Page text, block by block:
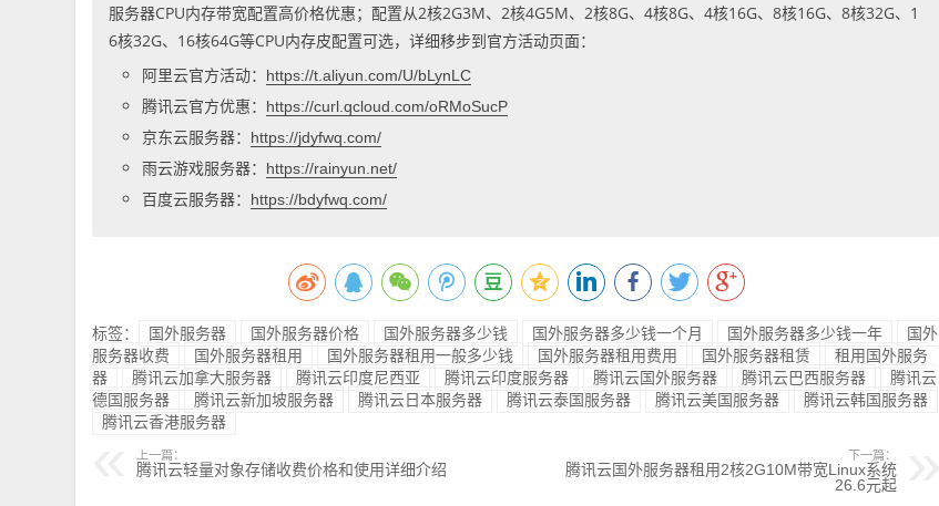
服务器CPU内存带宽配置高价格优惠；配置从2核2G3M、2核4G5M、2核8G、4核8G、4核16G、8核16G、8核32G、1
6核32G、16核64G等CPU内存皮配置可选，详细移步到官方活动页面：
阿里云官方活动：
https://t.aliyun.com/U/bLynLC
腾讯云官方优惠： https://curl.qcloud.com/oRMoSucP
京东云服务器： https://jdyfwq.com/
雨云游戏服务器： https://rainyun.net/
百度云服务器： https://bdyfwq.com/
标签： 国外服务器 国外服务器价格 国外服务器多少钱 国外服务器多少钱一个月 国外服务器多少钱一年
国外
服务器收费
国外服务器租用 国外服务器租用一般多少钱 国外服务器租用费用 国外服务器租赁
租用国外服务
器
腾讯云加拿大服务器 腾讯云印度尼西亚 腾讯云印度服务器 腾讯云国外服务器 腾讯云巴西服务器
腾讯云
德国服务器
腾讯云新加坡服务器 腾讯云日本服务器 腾讯云泰国服务器 腾讯云美国服务器
腾讯云韩国服务器
腾讯云香港服务器
上一篇：
腾讯云轻量对象存储收费价格和使用详细介绍
下一篇：
腾讯云国外服务器租用2核2G10M带宽Linux系统
26.6元起